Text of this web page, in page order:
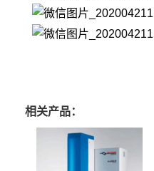
相关产品：